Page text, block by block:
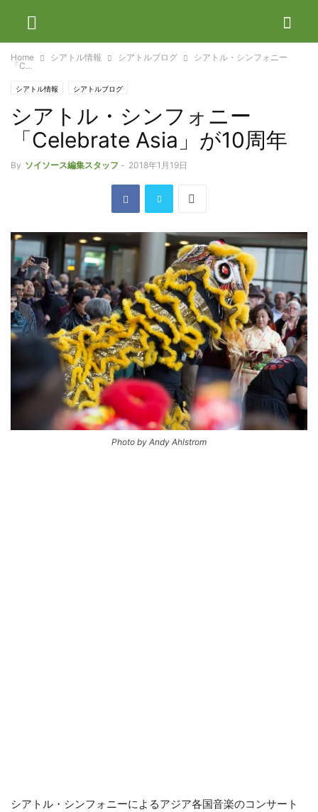
Home シアトル情報 シアトルブログ
シアトル・シンフォニー
「C...
シアトル情報 シアトルブログ
シアトル・シンフォニー
「Celebrate Asia」が10周年
By ソイソース編集スタッフ - 2018年1月19日
Photo by Andy Ahlstrom
シアトル・シンフォニーによるアジア各国音楽のコンサート